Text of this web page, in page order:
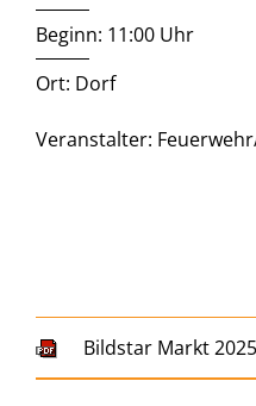
Beginn: 11:00 Uhr
Ort: Dorf
Veranstalter:
Bildstar Markt